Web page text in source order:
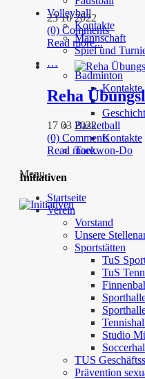
Volleyball
Kontakte
Mannschaft
Spiel und
…
Badminton
Kontakte
Basketball
Kontakte
Taekwon-Do
Menu
Startseite
Verein
Vorstand
Unsere
Sportstätten
TuS
TuS
Studio
TUS
Prävention
23 10 2022
(0) Comments
Read more...
Reha
17 03 2022
(0) Comments
Read more...
Initiativen